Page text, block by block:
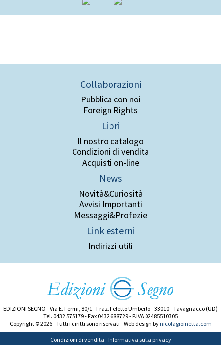
Collaborazioni
Pubblica con noi
Foreign Rights
Libri
Il nostro catalogo
Condizioni di vendita
Acquisti on-line
News
Novità&Curiosità
Avvisi Importanti
Messaggi&Profezie
Link esterni
Indirizzi utili
EDIZIONI SEGNO - Via E. Fermi, 80/1 - Fraz. Feletto Umberto - 33010 - Tavagnacco (UD)
Tel. 0432 575179 - Fax 0432 688729 - P.IVA 02485510305
Copyright © 2026 - Tutti i diritti sono riservati - Web design by nicolagiornetta.com
Condizioni di vendita - Informativa sulla privacy